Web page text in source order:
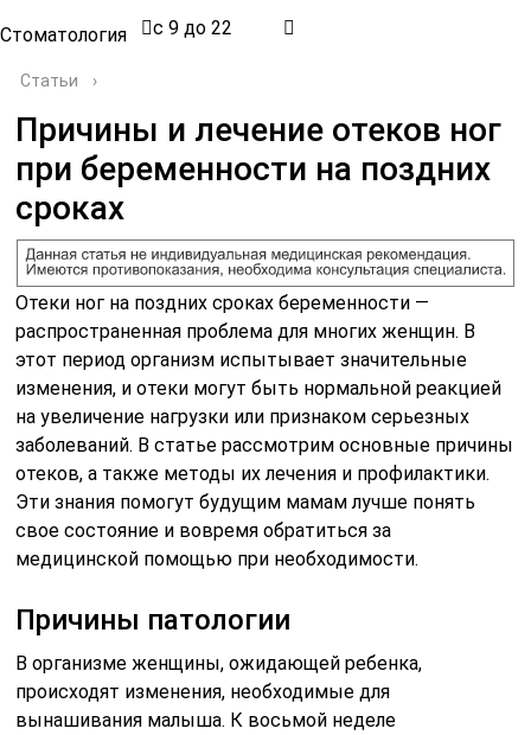
Стоматология с 9 до 22
Статьи ›
Причины и лечение отеков ног
при беременности на поздних
сроках
Отеки ног на поздних сроках беременности —
распространенная проблема для многих женщин. В
этот период организм испытывает значительные
изменения, и отеки могут быть нормальной реакцией
на увеличение нагрузки или признаком серьезных
заболеваний. В статье рассмотрим основные причины
отеков, а также методы их лечения и профилактики.
Эти знания помогут будущим мамам лучше понять
свое состояние и вовремя обратиться за
медицинской помощью при необходимости.
Причины патологии
В организме женщины, ожидающей ребенка,
происходят изменения, необходимые для
вынашивания малыша. К восьмой неделе